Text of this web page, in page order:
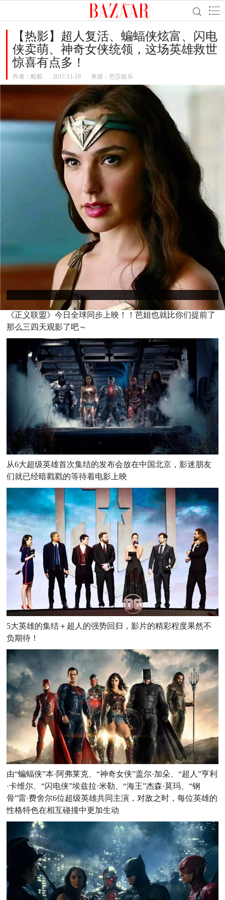
【热影】超人复活、蝙蝠侠炫富、闪电
侠卖萌、神奇女侠统领，这场英雄救世
惊喜有点多！
作者： 船船 2017-11-18 来源：芭莎娱乐
《正义联盟》今日全球同步上映！！芭姐也就比你们提前了
那么三四天观影了吧～
从6大超级英雄首次集结的发布会放在中国北京，影迷朋友
们就已经暗戳戳的等待着电影上映
5大英雄的集结＋超人的强势回归，影片的精彩程度果然不
负期待！
由“蝙蝠侠”本·阿弗莱克、“神奇女侠”盖尔·加朵、“超人”亨利
·卡维尔、“闪电侠”埃兹拉·米勒、“海王”杰森·莫玛、“钢
骨”雷·费舍尔6位超级英雄共同主演，对敌之时，每位英雄的
性格特色在相互碰撞中更加生动